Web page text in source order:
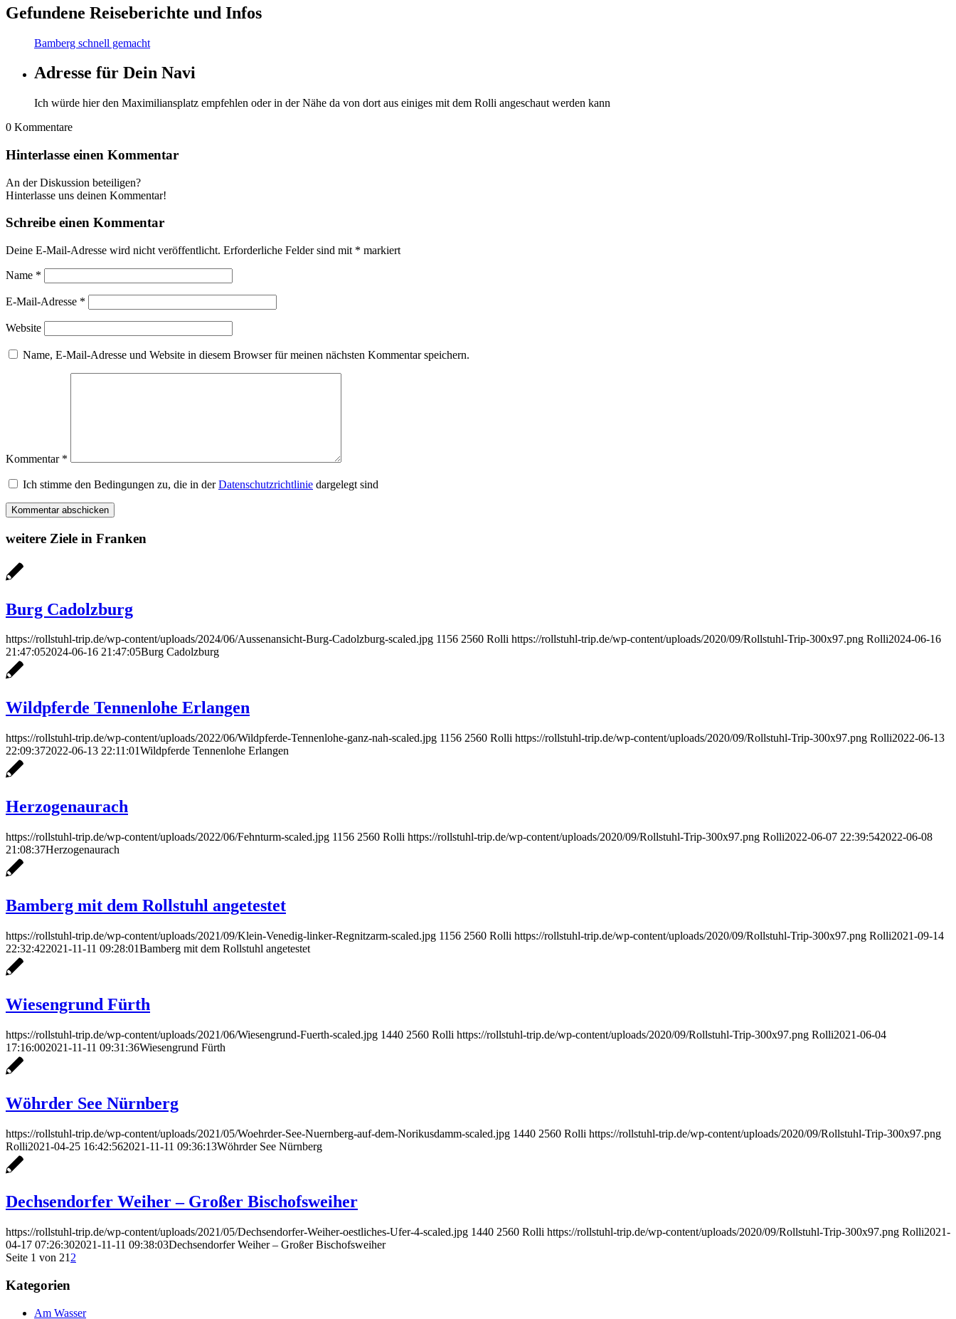
Gefundene Reiseberichte und Infos
Bamberg schnell gemacht
Adresse für Dein Navi
Ich würde hier den Maximiliansplatz empfehlen oder in der Nähe da von dort aus einiges mit dem Rolli angeschaut werden kann
0 Kommentare
Hinterlasse einen Kommentar
An der Diskussion beteiligen?
Hinterlasse uns deinen Kommentar!
Schreibe einen Kommentar
Deine E-Mail-Adresse wird nicht veröffentlicht. Erforderliche Felder sind mit * markiert
Name *
E-Mail-Adresse *
Website
Name, E-Mail-Adresse und Website in diesem Browser für meinen nächsten Kommentar speichern.
Kommentar *
Ich stimme den Bedingungen zu, die in derDatenschutzrichtlinie dargelegt sind
weitere Ziele in Franken
Burg Cadolzburg
https://rollstuhl-trip.de/wp-content/uploads/2024/06/Aussenansicht-Burg-Cadolzburg-scaled.jpg 1156 2560 Rolli https://rollstuhl-trip.de/wp-content/uploads/2020/09/Rollstuhl-Trip-300x97.png Rolli2024-06-16
21:47:052024-06-16 21:47:05Burg Cadolzburg
Wildpferde Tennenlohe Erlangen
https://rollstuhl-trip.de/wp-content/uploads/2022/06/Wildpferde-Tennenlohe-ganz-nah-scaled.jpg 1156 2560 Rolli https://rollstuhl-trip.de/wp-content/uploads/2020/09/Rollstuhl-Trip-300x97.png Rolli2022-06-13
22:09:372022-06-13 22:11:01Wildpferde Tennenlohe Erlangen
Herzogenaurach
https://rollstuhl-trip.de/wp-content/uploads/2022/06/Fehnturm-scaled.jpg 1156 2560 Rolli https://rollstuhl-trip.de/wp-content/uploads/2020/09/Rollstuhl-Trip-300x97.png Rolli2022-06-07 22:39:542022-06-08
21:08:37Herzogenaurach
Bamberg mit dem Rollstuhl angetestet
https://rollstuhl-trip.de/wp-content/uploads/2021/09/Klein-Venedig-linker-Regnitzarm-scaled.jpg 1156 2560 Rolli https://rollstuhl-trip.de/wp-content/uploads/2020/09/Rollstuhl-Trip-300x97.png Rolli2021-09-14
22:32:422021-11-11 09:28:01Bamberg mit dem Rollstuhl angetestet
Wiesengrund Fürth
https://rollstuhl-trip.de/wp-content/uploads/2021/06/Wiesengrund-Fuerth-scaled.jpg 1440 2560 Rolli https://rollstuhl-trip.de/wp-content/uploads/2020/09/Rollstuhl-Trip-300x97.png Rolli2021-06-04
17:16:002021-11-11 09:31:36Wiesengrund Fürth
Wöhrder See Nürnberg
https://rollstuhl-trip.de/wp-content/uploads/2021/05/Woehrder-See-Nuernberg-auf-dem-Norikusdamm-scaled.jpg 1440 2560 Rolli https://rollstuhl-trip.de/wp-content/uploads/2020/09/Rollstuhl-Trip-300x97.png
Rolli2021-04-25 16:42:562021-11-11 09:36:13Wöhrder See Nürnberg
Dechsendorfer Weiher – Großer Bischofsweiher
https://rollstuhl-trip.de/wp-content/uploads/2021/05/Dechsendorfer-Weiher-oestliches-Ufer-4-scaled.jpg 1440 2560 Rolli https://rollstuhl-trip.de/wp-content/uploads/2020/09/Rollstuhl-Trip-300x97.png Rolli2021-
04-17 07:26:302021-11-11 09:38:03Dechsendorfer Weiher – Großer Bischofsweiher
Seite 1 von 21 2
Kategorien
Am Wasser